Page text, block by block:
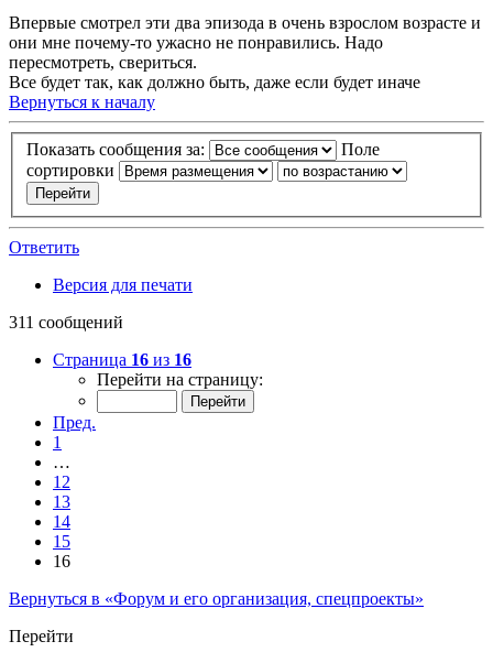
Впервые смотрел эти два эпизода в очень взрослом возрасте и
они мне почему-то ужасно не понравились. Надо
пересмотреть, свериться.
Все будет так, как должно быть, даже если будет иначе
Вернуться к началу
Показать сообщения за:
Поле
сортировки
Ответить
Версия для печати
311 сообщений
Страница 16 из 16
Перейти на страницу:
Пред.
1
…
12
13
14
15
16
Вернуться в «Форум и его организация, спецпроекты»
Перейти